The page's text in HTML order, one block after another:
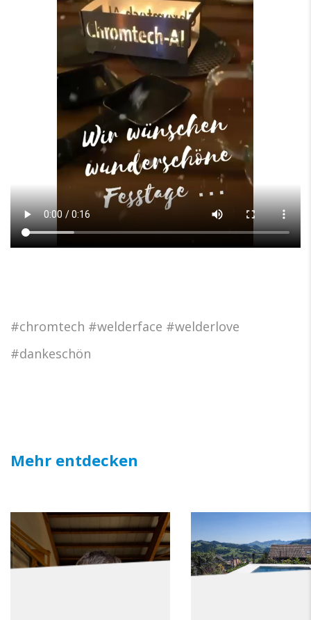
#chromtech #welderface #welderlove
#dankeschön
Mehr entdecken